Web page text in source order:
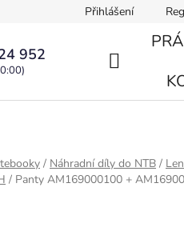
Přihlášení
952
NÁKUPNÍ
/ Náhradní díly do NTB /
/ Panty AM169000100 +